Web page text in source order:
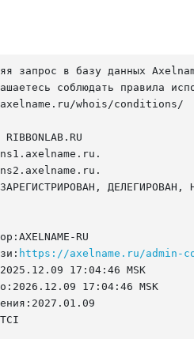
запрос в базу данных
соблюдать правила
whois/conditions/
ДЕЛЕГИРОВАН,
RU
https://axelname.ru/admin-
17:04:46 MSK
17:04:46 MSK